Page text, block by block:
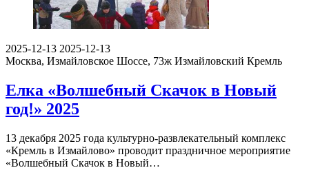
2025-12-13 2025-12-13
Москва, Измайловское Шоссе, 73ж Измайловский Кремль
Елка «Волшебный Скачок в Новый
год!» 2025
13 декабря 2025 года культурно-развлекательный комплекс
«Кремль в Измайлово» проводит праздничное мероприятие
«Волшебный Скачок в Новый…